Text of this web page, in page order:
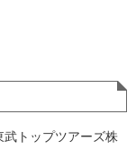
トップツアーズ株